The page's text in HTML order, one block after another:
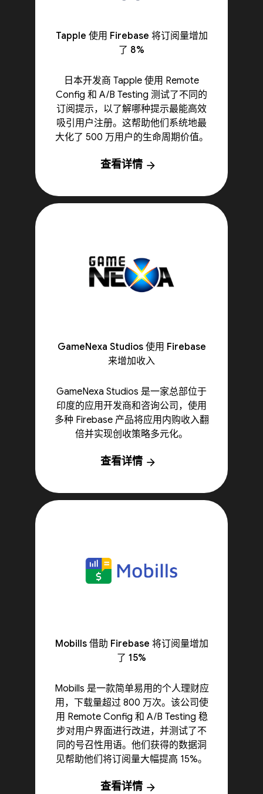
Tapple 使用 Firebase 将订阅量增加
了 8%
日本开发商 Tapple 使用 Remote
Config 和 A/B Testing 测试了不同的
订阅提示，以了解哪种提示最能高效
吸引用户注册。这帮助他们系统地最
大化了 500 万用户的生命周期价值。
查看详情 arrow_forward
GameNexa Studios 使用 Firebase
来增加收入
GameNexa Studios 是一家总部位于
印度的应用开发商和咨询公司，使用
多种 Firebase 产品将应用内购收入翻
倍并实现创收策略多元化。
查看详情 arrow_forward
Mobills 借助 Firebase 将订阅量增加
了 15%
Mobills 是一款简单易用的个人理财应
用，下载量超过 800 万次。该公司使
用 Remote Config 和 A/B Testing 稳
步对用户界面进行改进，并测试了不
同的号召性用语。他们获得的数据洞
见帮助他们将订阅量大幅提高 15%。
查看详情 arrow_forward